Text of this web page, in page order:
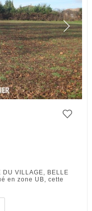
DU VILLAGE, BELLE
en zone UB, cette